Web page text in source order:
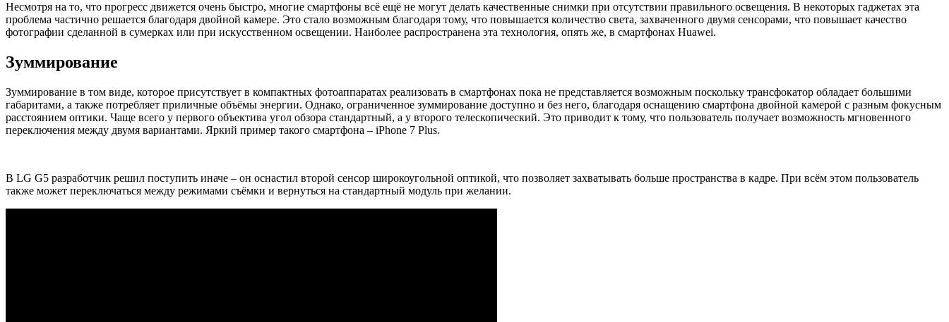
Несмотря на то, что прогресс движется очень быстро, многие смартфоны всё ещё не могут делать качественные снимки при отсутствии правильного освещения. В некоторых гаджетах эта
проблема частично решается благодаря двойной камере. Это стало возможным благодаря тому, что повышается количество света, захваченного двумя сенсорами, что повышает качество
фотографии сделанной в сумерках или при искусственном освещении. Наиболее распространена эта технология, опять же, в смартфонах Huawei.
Зуммирование
Зуммирование в том виде, которое присутствует в компактных фотоаппаратах реализовать в смартфонах пока не представляется возможным поскольку трансфокатор обладает большими
габаритами, а также потребляет приличные объёмы энергии. Однако, ограниченное зуммирование доступно и без него, благодаря оснащению смартфона двойной камерой с разным фокусным
расстоянием оптики. Чаще всего у первого объектива угол обзора стандартный, а у второго телескопический. Это приводит к тому, что пользователь получает возможность мгновенного
переключения между двумя вариантами. Яркий пример такого смартфона – iPhone 7 Plus.
В LG G5 разработчик решил поступить иначе – он оснастил второй сенсор широкоугольной оптикой, что позволяет захватывать больше пространства в кадре. При всём этом пользователь
также может переключаться между режимами съёмки и вернуться на стандартный модуль при желании.